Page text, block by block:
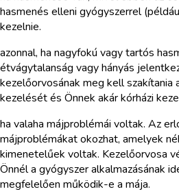
hasmenés elleni gyógyszerrel
kezelnie.
azonnal, ha nagyfokú vagy tartós
étvágytalanság vagy hányás
kezelőorvosának meg kell szakítania
kezelését és Önnek akár kórházi
ha valaha májproblémái voltak. Az
májproblémákat okozhat, amelyek
kimenetelűek voltak. Kezelőorvosa
Önnél a gyógyszer alkalmazásának
megfelelően működik-e a mája.